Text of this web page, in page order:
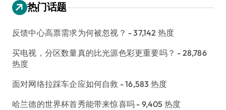
热门话题
反馈中心高票需求为何被忽视？ - 37,142 热度
买电视，分区数量真的比光源色彩更重要吗？ - 28,786
热度
面对网络拉踩车企应如何自救 - 16,583 热度
哈兰德的世界杯首秀能带来惊喜吗 - 9,405 热度